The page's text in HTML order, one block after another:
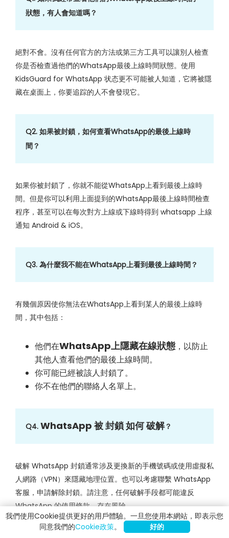
狀態，有人會知道嗎？
絕對不會。沒有任何官方的方法或第三方工具可以讓別人檢查
你是否檢查過他們的WhatsApp最後上線時間狀態。使用
KidsGuard for WhatsApp 状态更不可能被人知道，它將被隱
藏在桌面上，你要追踪的人不會發現它。
Q2. 如果被封鎖，如何查看WhatsApp的最後上線時
間？
如果你被封鎖了，你就不能從WhatsApp上看到最後上線時
間。但是你可以利用上面提到的WhatsApp最後上線時間檢查
程序，甚至可以在每次對方上線或下線時得到 whatsapp 上線
通知 Android & iOS。
Q3. 為什麼我不能在WhatsApp上看到最後上線時間？
有幾個原因使你無法在WhatsApp上看到某人的最後上線時
間，其中包括：
他們在WhatsApp上隱藏在線狀態，以防止
其他人查看他們的最後上線時間。
你可能已經被該人封鎖了。
你不在他們的聯絡人名單上。
Q4. WhatsApp 被 封鎖 如何 破解？
破解 WhatsApp 封鎖通常涉及更換新的手機號碼或使用虛擬私
人網路（VPN）來隱藏地理位置。也可以考慮聯繫 WhatsApp
客服，申請解除封鎖。請注意，任何破解手段都可能違反
WhatsApp 的使用條款，存在風險。
我們使用Cookie提供更好的用戶體驗。一旦您使用本網站，即表示您
同意我們的Cookie政策。 好的